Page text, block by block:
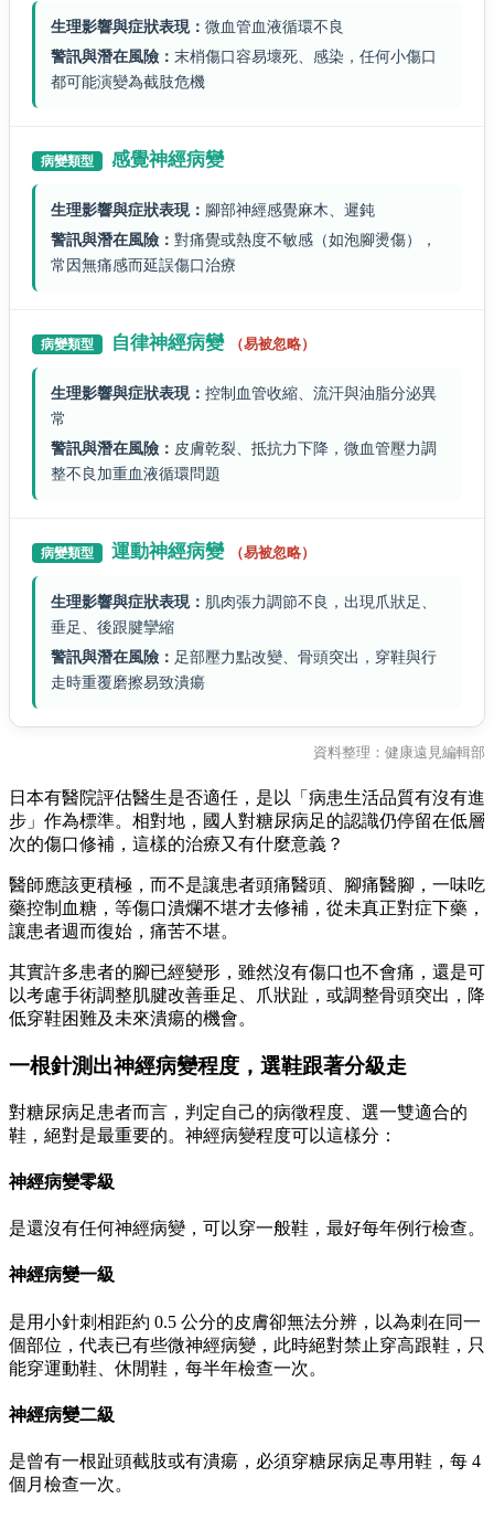
生理影響與症狀表現： 微血管血液循環不良
警訊與潛在風險： 末梢傷口容易壞死、感染，任何小傷口
都可能演變為截肢危機
病變類型 感覺神經病變
生理影響與症狀表現： 腳部神經感覺麻木、遲鈍
警訊與潛在風險： 對痛覺或熱度不敏感（如泡腳燙傷），
常因無痛感而延誤傷口治療
病變類型 自律神經病變 （易被忽略）
生理影響與症狀表現： 控制血管收縮、流汗與油脂分泌異
常
警訊與潛在風險： 皮膚乾裂、抵抗力下降，微血管壓力調
整不良加重血液循環問題
病變類型 運動神經病變 （易被忽略）
生理影響與症狀表現： 肌肉張力調節不良，出現爪狀足、
垂足、後跟腱攣縮
警訊與潛在風險： 足部壓力點改變、骨頭突出，穿鞋與行
走時重覆磨擦易致潰瘍
資料整理：健康遠見編輯部
日本有醫院評估醫生是否適任，是以「病患生活品質有沒有進
步」作為標準。相對地，國人對糖尿病足的認識仍停留在低層
次的傷口修補，這樣的治療又有什麼意義？
醫師應該更積極，而不是讓患者頭痛醫頭、腳痛醫腳，一味吃
藥控制血糖，等傷口潰爛不堪才去修補，從未真正對症下藥，
讓患者週而復始，痛苦不堪。
其實許多患者的腳已經變形，雖然沒有傷口也不會痛，還是可
以考慮手術調整肌腱改善垂足、爪狀趾，或調整骨頭突出，降
低穿鞋困難及未來潰瘍的機會。
一根針測出神經病變程度，選鞋跟著分級走
對糖尿病足患者而言，判定自己的病徵程度、選一雙適合的
鞋，絕對是最重要的。神經病變程度可以這樣分：
神經病變零級
是還沒有任何神經病變，可以穿一般鞋，最好每年例行檢查。
神經病變一級
是用小針刺相距約 0.5 公分的皮膚卻無法分辨，以為刺在同一
個部位，代表已有些微神經病變，此時絕對禁止穿高跟鞋，只
能穿運動鞋、休閒鞋，每半年檢查一次。
神經病變二級
是曾有一根趾頭截肢或有潰瘍，必須穿糖尿病足專用鞋，每 4
個月檢查一次。